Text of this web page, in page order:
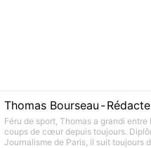
Thomas Bourseau -
Féru de sport, Thomas a grandi
coups de cœur depuis toujours.
Journalisme de Paris, il suit toujours